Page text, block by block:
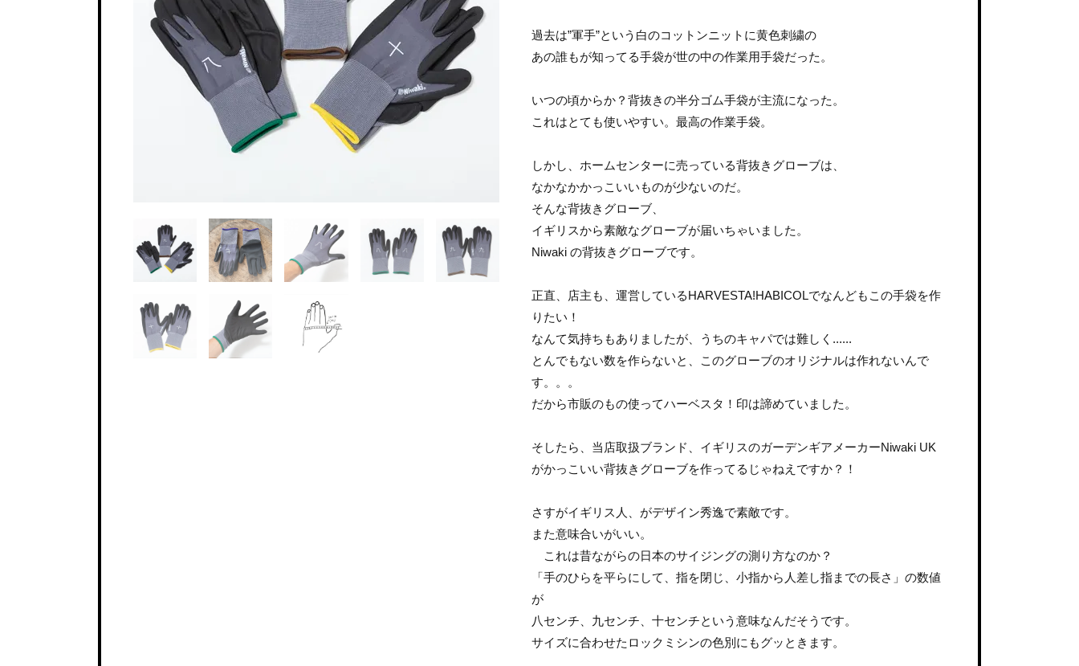
過去は”軍手”という白のコットンニットに黄色刺繍の
あの誰もが知ってる手袋が世の中の作業用手袋だった。
いつの頃からか？背抜きの半分ゴム手袋が主流になった。
これはとても使いやすい。最高の作業手袋。
しかし、ホームセンターに売っている背抜きグローブは、
なかなかかっこいいものが少ないのだ。
そんな背抜きグローブ、
イギリスから素敵なグローブが届いちゃいました。
Niwaki の背抜きグローブです。
正直、店主も、運営しているHARVESTA!HABICOLでなんどもこの手袋を作
りたい！
なんて気持ちもありましたが、うちのキャパでは難しく......
とんでもない数を作らないと、このグローブのオリジナルは作れないんで
す。。。
だから市販のもの使ってハーベスタ！印は諦めていました。
そしたら、当店取扱ブランド、イギリスのガーデンギアメーカーNiwaki UK
がかっこいい背抜きグローブを作ってるじゃねえですか？！
さすがイギリス人、がデザイン秀逸で素敵です。
また意味合いがいい。
これは昔ながらの日本のサイジングの測り方なのか？
「手のひらを平らにして、指を閉じ、小指から人差し指までの長さ」の数値
が
八センチ、九センチ、十センチという意味なんだそうです。
サイズに合わせたロックミシンの色別にもグッときます。